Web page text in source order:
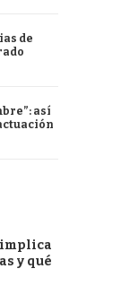
de
así
y qué